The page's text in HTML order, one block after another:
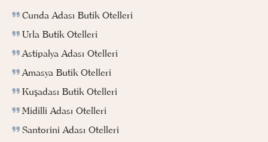
Cunda Adası Butik Otelleri
Urla Butik Otelleri
Astipalya Adası Otelleri
Amasya Butik Otelleri
Kuşadası Butik Otelleri
Midilli Adası Otelleri
Santorini Adası Otelleri